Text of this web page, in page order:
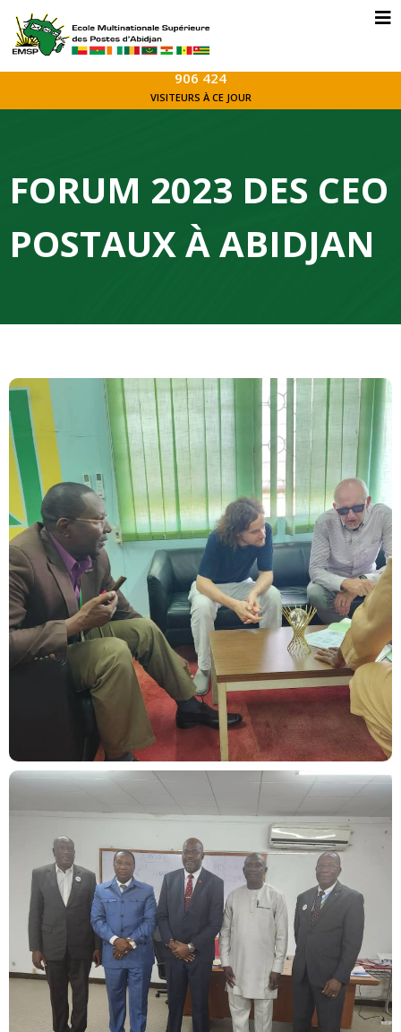
906 424
VISITEURS À CE JOUR
FORUM 2023 DES CEO
POSTAUX À ABIDJAN